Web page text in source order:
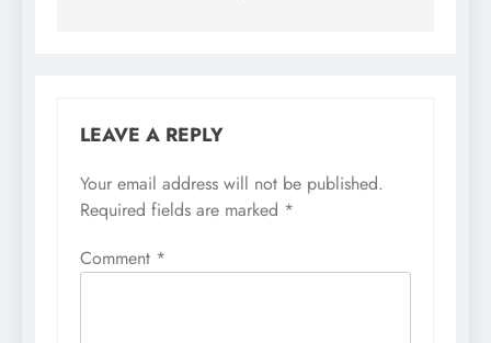
LEAVE A REPLY
Your email address will not be published.
Required fields are marked *
Comment *